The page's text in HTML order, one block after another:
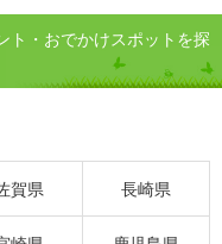
ト・おでかけスポットを探
賀県 長崎県